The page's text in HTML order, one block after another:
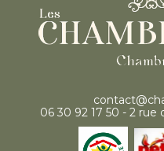
06 30 92 17 50 - 2 rue